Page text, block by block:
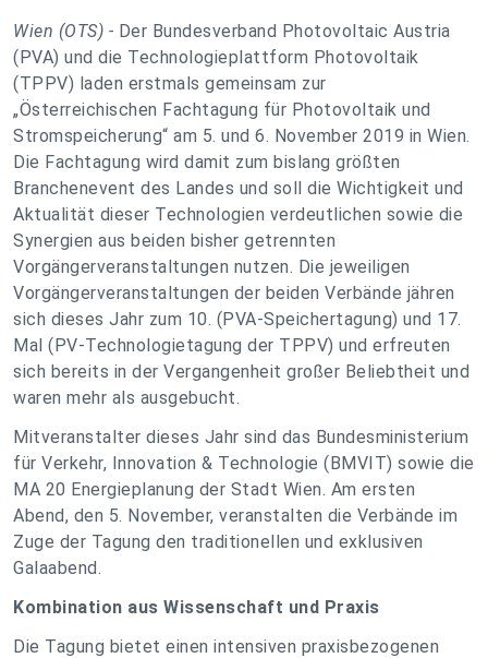
Wien (OTS) - Der Bundesverband Photovoltaic Austria
(PVA) und die Technologieplattform Photovoltaik
(TPPV) laden erstmals gemeinsam zur
„Österreichischen Fachtagung für Photovoltaik und
Stromspeicherung“ am 5. und 6. November 2019 in Wien.
Die Fachtagung wird damit zum bislang größten
Branchenevent des Landes und soll die Wichtigkeit und
Aktualität dieser Technologien verdeutlichen sowie die
Synergien aus beiden bisher getrennten
Vorgängerveranstaltungen nutzen. Die jeweiligen
Vorgängerveranstaltungen der beiden Verbände jähren
sich dieses Jahr zum 10. (PVA-Speichertagung) und 17.
Mal (PV-Technologietagung der TPPV) und erfreuten
sich bereits in der Vergangenheit großer Beliebtheit und
waren mehr als ausgebucht.
Mitveranstalter dieses Jahr sind das Bundesministerium
für Verkehr, Innovation & Technologie (BMVIT) sowie die
MA 20 Energieplanung der Stadt Wien. Am ersten
Abend, den 5. November, veranstalten die Verbände im
Zuge der Tagung den traditionellen und exklusiven
Galaabend.
Kombination aus Wissenschaft und Praxis
Die Tagung bietet einen intensiven praxisbezogenen